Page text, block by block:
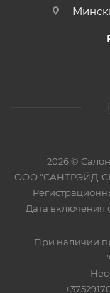
2026 ©
ООО "САНТРЭЙД-
Дата включения
При наличии